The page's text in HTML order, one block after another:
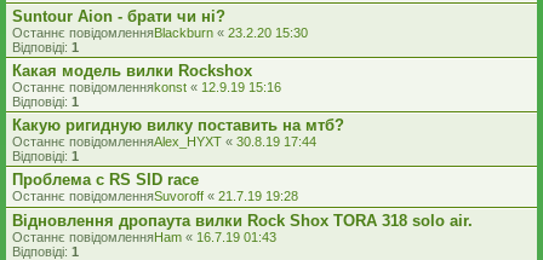
Suntour Aion - брати чи ні?
Останнє повідомленняBlackburn « 23.2.20 15:30
Відповіді: 1
Какая модель вилки Rockshox
Останнє повідомленняkonst « 12.9.19 15:16
Відповіді: 1
Какую ригидную вилку поставить на мтб?
Останнє повідомленняAlex_HYXT « 30.8.19 17:44
Відповіді: 1
Проблема с RS SID race
Останнє повідомленняSuvoroff « 21.7.19 19:28
Відновлення дропаута вилки Rock Shox TORA 318 solo air.
Останнє повідомленняHam « 16.7.19 01:43
Відповіді: 1